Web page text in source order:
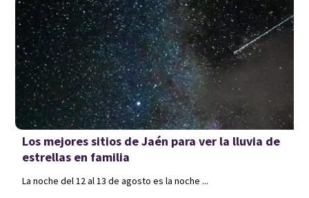
Los mejores sitios de Jaén para ver la lluvia de
estrellas en familia
La noche del 12 al 13 de agosto es la noche ...